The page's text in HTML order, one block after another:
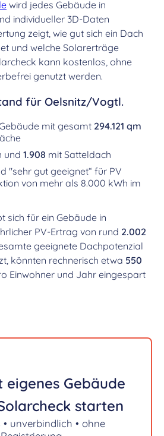
wird jedes Gebäude in
individueller 3D-Daten
zeigt, wie gut sich ein Dach
und welche Solarerträge
kann kostenlos, ohne
genutzt werden.
für Oelsnitz/Vogtl.
mit gesamt 294.121 qm
und 1.908 mit Satteldach
"sehr gut geeignet“ für PV
von mehr als 8.000 kWh im
sich für ein Gebäude in
PV-Ertrag von rund 2.002
geeignete Dachpotenzial
könnten rechnerisch etwa 550
Einwohner und Jahr eingespart
eigenes Gebäude
starten
unverbindlich • ohne